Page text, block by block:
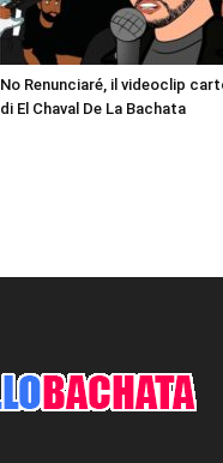
No Renunciaré, il videoclip
di El Chaval De La Bachata